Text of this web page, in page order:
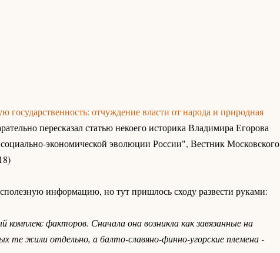
государственность: отчуждение власти от народа и природная
пересказал статью некоего историка Владимира Егорова
экономической эволюции России", Вестник Московского
информацию, но тут пришлось сходу развести руками:
факторов. Сначала она возникла как завязанные на
те жили отдельно, а балто-славяно-финно-угорские племена -